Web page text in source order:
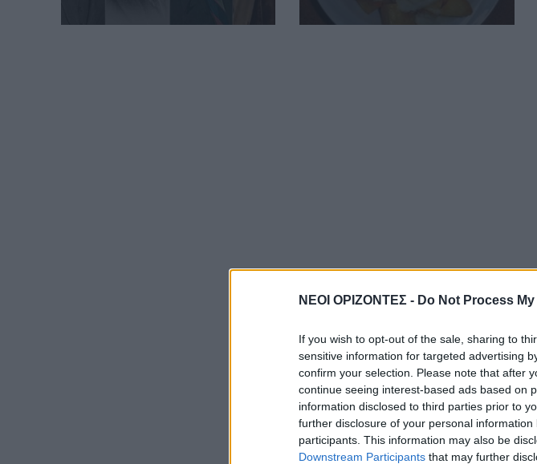
ΝΕΟΙ ΟΡΙΖΟΝΤΕΣ - Do Not Process
If you wish to opt-out of the sale, sharing to
sensitive information for targeted advertising
confirm your selection. Please note that after
continue seeing interest-based ads based on
information disclosed to third parties prior to
further disclosure of your personal
participants. This information may also be
Downstream Participants that may further